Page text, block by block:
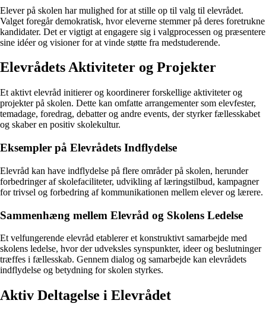
Elever på skolen har mulighed for at stille op til valg til elevrådet.
Valget foregår demokratisk, hvor eleverne stemmer på deres foretrukne
kandidater. Det er vigtigt at engagere sig i valgprocessen og præsentere
sine idéer og visioner for at vinde støtte fra medstuderende.
Elevrådets Aktiviteter og Projekter
Et aktivt elevråd initierer og koordinerer forskellige aktiviteter og
projekter på skolen. Dette kan omfatte arrangementer som elevfester,
temadage, foredrag, debatter og andre events, der styrker fællesskabet
og skaber en positiv skolekultur.
Eksempler på Elevrådets Indflydelse
Elevråd kan have indflydelse på flere områder på skolen, herunder
forbedringer af skolefaciliteter, udvikling af læringstilbud, kampagner
for trivsel og forbedring af kommunikationen mellem elever og lærere.
Sammenhæng mellem Elevråd og Skolens Ledelse
Et velfungerende elevråd etablerer et konstruktivt samarbejde med
skolens ledelse, hvor der udveksles synspunkter, ideer og beslutninger
træffes i fællesskab. Gennem dialog og samarbejde kan elevrådets
indflydelse og betydning for skolen styrkes.
Aktiv Deltagelse i Elevrådet